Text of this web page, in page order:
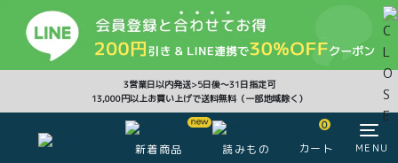
3営業日以内発送>5日後〜31日指定可
13,000円以上お買い上げで送料無料（一部地域除く）
新着商品 読みもの
0
カート MENU
CLOSE
0